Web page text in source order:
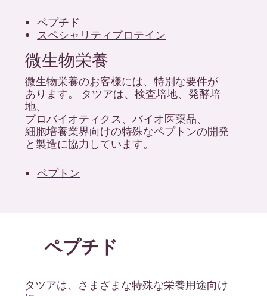
ペプチド
スペシャリティプロテイン
微生物栄養
微生物栄養のお客様には、特別な要件が
あります。 タツアは、検査培地、発酵培
地、
プロバイオティクス、バイオ医薬品、
細胞培養業界向けの特殊なペプトンの開発
と製造に協力しています。
ペプトン
ペプチド
タツアは、さまざまな特殊な栄養用途向け